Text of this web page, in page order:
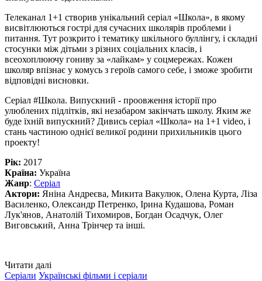
Телеканал 1+1 створив унікальний серіал «Школа», в якому
висвітлюються гострі для сучасних школярів проблеми і
питання. Тут розкрито і тематику шкільного буллінгу, і складні
стосунки між дітьми з різних соціальних класів, і
всеохоплюючу гониву за «лайкам» у соцмережах. Кожен
школяр впізнає у комусь з героїв самого себе, і зможе зробити
відповідні висновки.
Серіал #Школа. Випускний - проовження історії про
улюблених підлітків, які незабаром закінчать школу. Яким же
буде їхній випускний? Дивись серіал «Школа» на 1+1 video, і
стань частиною однієї великої родини прихильників цього
проекту!
Рік: 2017
Країна: Україна
Жанр: Серіал
Актори: Яніна Андреєва, Микита Вакулюк, Олена Курта, Ліза
Василенко, Олександр Петренко, Ірина Кудашова, Роман
Лук'янов, Анатолій Тихомиров, Богдан Осадчук, Олег
Виговський, Анна Трінчер та інші.
Читати далі
Серіали Українські фільми і серіали